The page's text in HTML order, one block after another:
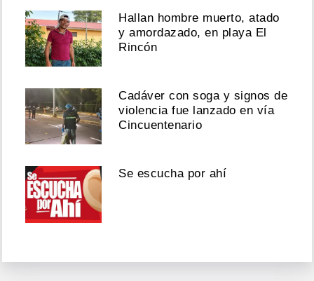
Hallan hombre muerto, atado
y amordazado, en playa El
Rincón
Cadáver con soga y signos de
violencia fue lanzado en vía
Cincuentenario
Se escucha por ahí